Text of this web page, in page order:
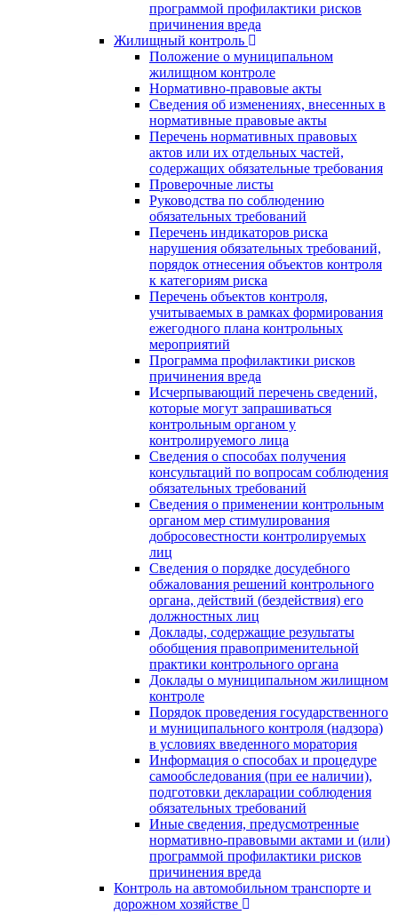
программой профилактики рисков
причинения вреда
Жилищный контроль
Положение о муниципальном
жилищном контроле
Нормативно-правовые акты
Сведения об изменениях, внесенных в
нормативные правовые акты
Перечень нормативных правовых
актов или их отдельных частей,
содержащих обязательные требования
Проверочные листы
Руководства по соблюдению
обязательных требований
Перечень индикаторов риска
нарушения обязательных требований,
порядок отнесения объектов контроля
к категориям риска
Перечень объектов контроля,
учитываемых в рамках формирования
ежегодного плана контрольных
мероприятий
Программа профилактики рисков
причинения вреда
Исчерпывающий перечень сведений,
которые могут запрашиваться
контрольным органом у
контролируемого лица
Сведения о способах получения
консультаций по вопросам соблюдения
обязательных требований
Сведения о применении контрольным
органом мер стимулирования
добросовестности контролируемых
лиц
Сведения о порядке досудебного
обжалования решений контрольного
органа, действий (бездействия) его
должностных лиц
Доклады, содержащие результаты
обобщения правоприменительной
практики контрольного органа
Доклады о муниципальном жилищном
контроле
Порядок проведения государственного
и муниципального контроля (надзора)
в условиях введенного моратория
Информация о способах и процедуре
самообследования (при ее наличии),
подготовки декларации соблюдения
обязательных требований
Иные сведения, предусмотренные
нормативно-правовыми актами и (или)
программой профилактики рисков
причинения вреда
Контроль на автомобильном транспорте и
дорожном хозяйстве